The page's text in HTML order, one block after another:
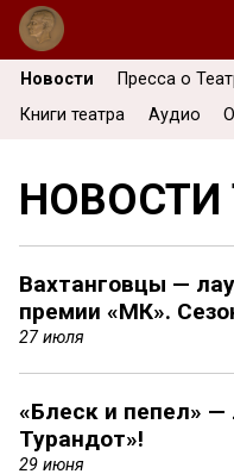
Новости Пресса о
Книги театра
Аудио
НОВОСТИ
Вахтанговцы —
премии «МК».
27 июля
«Блеск и пепел» —
Турандот»!
29 июня